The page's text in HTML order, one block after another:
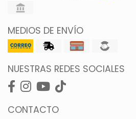
MEDIOS DE ENVÍO
NUESTRAS REDES SOCIALES
CONTACTO